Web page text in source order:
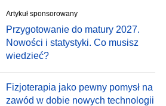
Artykuł sponsorowany
Przygotowanie do matury 2027.
Nowości i statystyki. Co musisz
wiedzieć?
Fizjoterapia jako pewny pomysł na
zawód w dobie nowych technologii